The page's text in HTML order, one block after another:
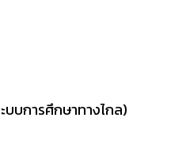
บการศึกษาทางไกล)